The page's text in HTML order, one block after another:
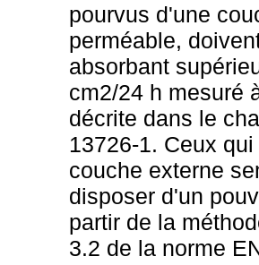
pourvus d'une
perméable,
absorbant
cm2/24 h mesuré
décrite dans le
13726-1. Ceux
couche externe
disposer d'un
partir de la
3.2 de la norme